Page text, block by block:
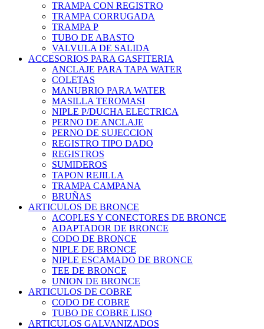
TRAMPA CON REGISTRO
TRAMPA CORRUGADA
TRAMPA P
TUBO DE ABASTO
VALVULA DE SALIDA
ACCESORIOS PARA GASFITERIA
ANCLAJE PARA TAPA WATER
COLETAS
MANUBRIO PARA WATER
MASILLA TEROMASI
NIPLE P/DUCHA ELECTRICA
PERNO DE ANCLAJE
PERNO DE SUJECCION
REGISTRO TIPO DADO
REGISTROS
SUMIDEROS
TAPON REJILLA
TRAMPA CAMPANA
BRUÑAS
ARTICULOS DE BRONCE
ACOPLES Y CONECTORES DE BRONCE
ADAPTADOR DE BRONCE
CODO DE BRONCE
NIPLE DE BRONCE
NIPLE ESCAMADO DE BRONCE
TEE DE BRONCE
UNION DE BRONCE
ARTICULOS DE COBRE
CODO DE COBRE
TUBO DE COBRE LISO
ARTICULOS GALVANIZADOS